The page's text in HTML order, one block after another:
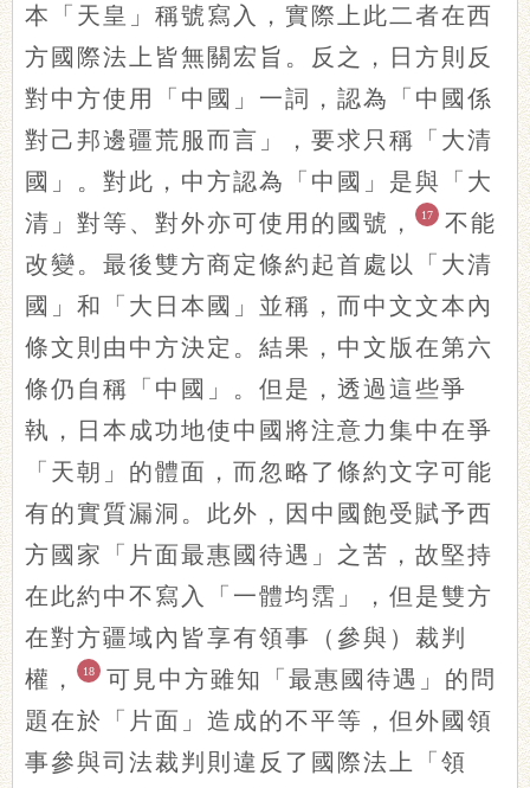
本「天皇」稱號寫入，實際上此二者在西
方國際法上皆無關宏旨。反之，日方則反
對中方使用「中國」一詞，認為「中國係
對己邦邊疆荒服而言」，要求只稱「大清
國」。對此，中方認為「中國」是與「大
清」對等、對外亦可使用的國號，
17
不能
改變。最後雙方商定條約起首處以「大清
國」和「大日本國」並稱，而中文文本內
條文則由中方決定。結果，中文版在第六
條仍自稱「中國」。但是，透過這些爭
執，日本成功地使中國將注意力集中在爭
「天朝」的體面，而忽略了條約文字可能
有的實質漏洞。此外，因中國飽受賦予西
方國家「片面最惠國待遇」之苦，故堅持
在此約中不寫入「一體均霑」，但是雙方
在對方疆域內皆享有領事（參與）裁判
權，
18
可見中方雖知「最惠國待遇」的問
題在於「片面」造成的不平等，但外國領
事參與司法裁判則違反了國際法上「領